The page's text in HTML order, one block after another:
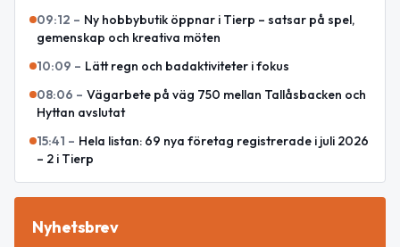
09:12 – Ny hobbybutik öppnar i Tierp – satsar på spel,
gemenskap och kreativa möten
10:09 – Lätt regn och badaktiviteter i fokus
08:06 – Vägarbete på väg 750 mellan Tallåsbacken och
Hyttan avslutat
15:41 – Hela listan: 69 nya företag registrerade i juli 2026
– 2 i Tierp
Nyhetsbrev